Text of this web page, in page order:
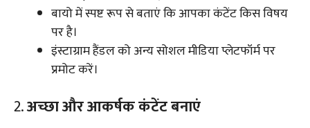
बायो में स्पष्ट रूप से बताएं कि आपका कंटेंट किस विषय
पर है।
इंस्टाग्राम हैंडल को अन्य सोशल मीडिया प्लेटफॉर्म पर
प्रमोट करें।
2.अच्छा और आकर्षक कंटेंट बनाएं